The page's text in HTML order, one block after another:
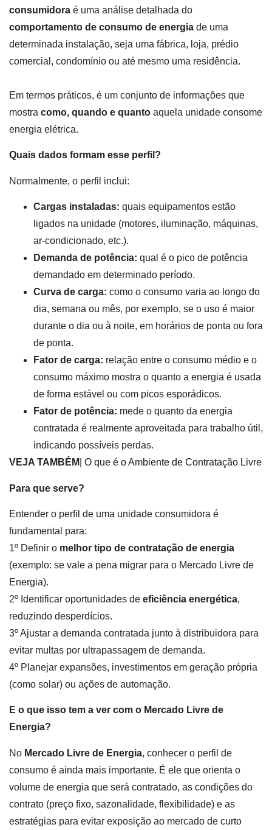
consumidora é uma análise detalhada do
comportamento de consumo de energia de uma
determinada instalação, seja uma fábrica, loja, prédio
comercial, condomínio ou até mesmo uma residência.
Em termos práticos, é um conjunto de informações que
mostra como, quando e quanto aquela unidade consome
energia elétrica.
Quais dados formam esse perfil?
Normalmente, o perfil inclui:
Cargas instaladas: quais equipamentos estão
ligados na unidade (motores, iluminação, máquinas,
ar-condicionado, etc.).
Demanda de potência: qual é o pico de potência
demandado em determinado período.
Curva de carga: como o consumo varia ao longo do
dia, semana ou mês, por exemplo, se o uso é maior
durante o dia ou à noite, em horários de ponta ou fora
de ponta.
Fator de carga: relação entre o consumo médio e o
consumo máximo mostra o quanto a energia é usada
de forma estável ou com picos esporádicos.
Fator de potência: mede o quanto da energia
contratada é realmente aproveitada para trabalho útil,
indicando possíveis perdas.
VEJA TAMBÉM O que é o Ambiente de Contratação Livre
Para que serve?
Entender o perfil de uma unidade consumidora é
fundamental para:
1º Definir o melhor tipo de contratação de energia
(exemplo: se vale a pena migrar para o Mercado Livre de
Energia).
2º Identificar oportunidades de eficiência energética,
reduzindo desperdícios.
3º Ajustar a demanda contratada junto à distribuidora para
evitar multas por ultrapassagem de demanda.
4º Planejar expansões, investimentos em geração própria
(como solar) ou ações de automação.
E o que isso tem a ver com o Mercado Livre de
Energia?
No Mercado Livre de Energia, conhecer o perfil de
consumo é ainda mais importante. É ele que orienta o
volume de energia que será contratado, as condições do
contrato (preço fixo, sazonalidade, flexibilidade) e as
estratégias para evitar exposição ao mercado de curto